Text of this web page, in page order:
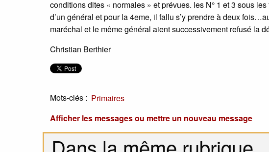
conditions dites « normales » et prévues. les N° 1 et 3 sous
d’un général et pour la 4eme, il fallu s’y prendre à deux
maréchal et le même général aient successivement refusé la
Christian Berthier
Mots-clés : Primaires
Afficher les messages ou mettre un nouveau message